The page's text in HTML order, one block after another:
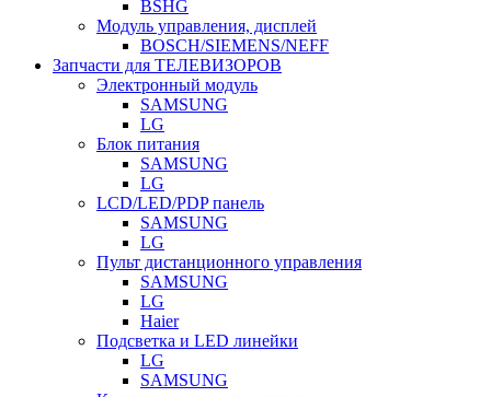
BSHG
Модуль управления, дисплей
BOSCH/SIEMENS/NEFF
Запчасти для ТЕЛЕВИЗОРОВ
Электронный модуль
SAMSUNG
LG
Блок питания
SAMSUNG
LG
LCD/LED/PDP панель
SAMSUNG
LG
Пульт дистанционного управления
SAMSUNG
LG
Haier
Подсветка и LED линейки
LG
SAMSUNG